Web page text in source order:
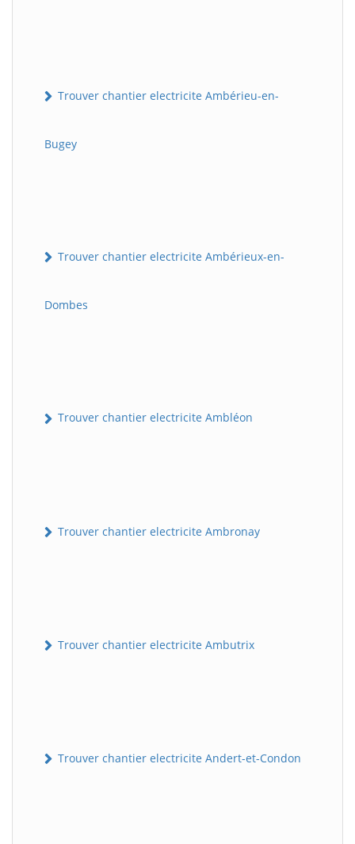
Trouver chantier electricite Ambérieu-en-
Bugey
Trouver chantier electricite Ambérieux-en-
Dombes
Trouver chantier electricite Ambléon
Trouver chantier electricite Ambronay
Trouver chantier electricite Ambutrix
Trouver chantier electricite Andert-et-Condon